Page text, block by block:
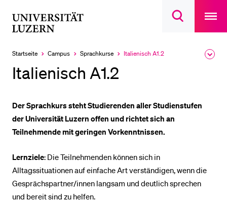
Suchdialog
main
Startseite Campus Sprachkurse
Aktuell
Italienisch A1.2
Italienisch A1.2
Der Sprachkurs steht Studierenden aller Studienstufen
der Universität Luzern offen und richtet sich an
Teilnehmende mit geringen Vorkenntnissen.
Lernziele: Die Teilnehmenden können sich in
Alltagssituationen auf einfache Art verständigen, wenn die
Gesprächspartner/innen langsam und deutlich sprechen
und bereit sind zu helfen.
LETZTE SUCHEN
DIE UNI FÜR…
Studien­interessierte
Studierende
Mitarbeitende
Alumni
Stellensuchende